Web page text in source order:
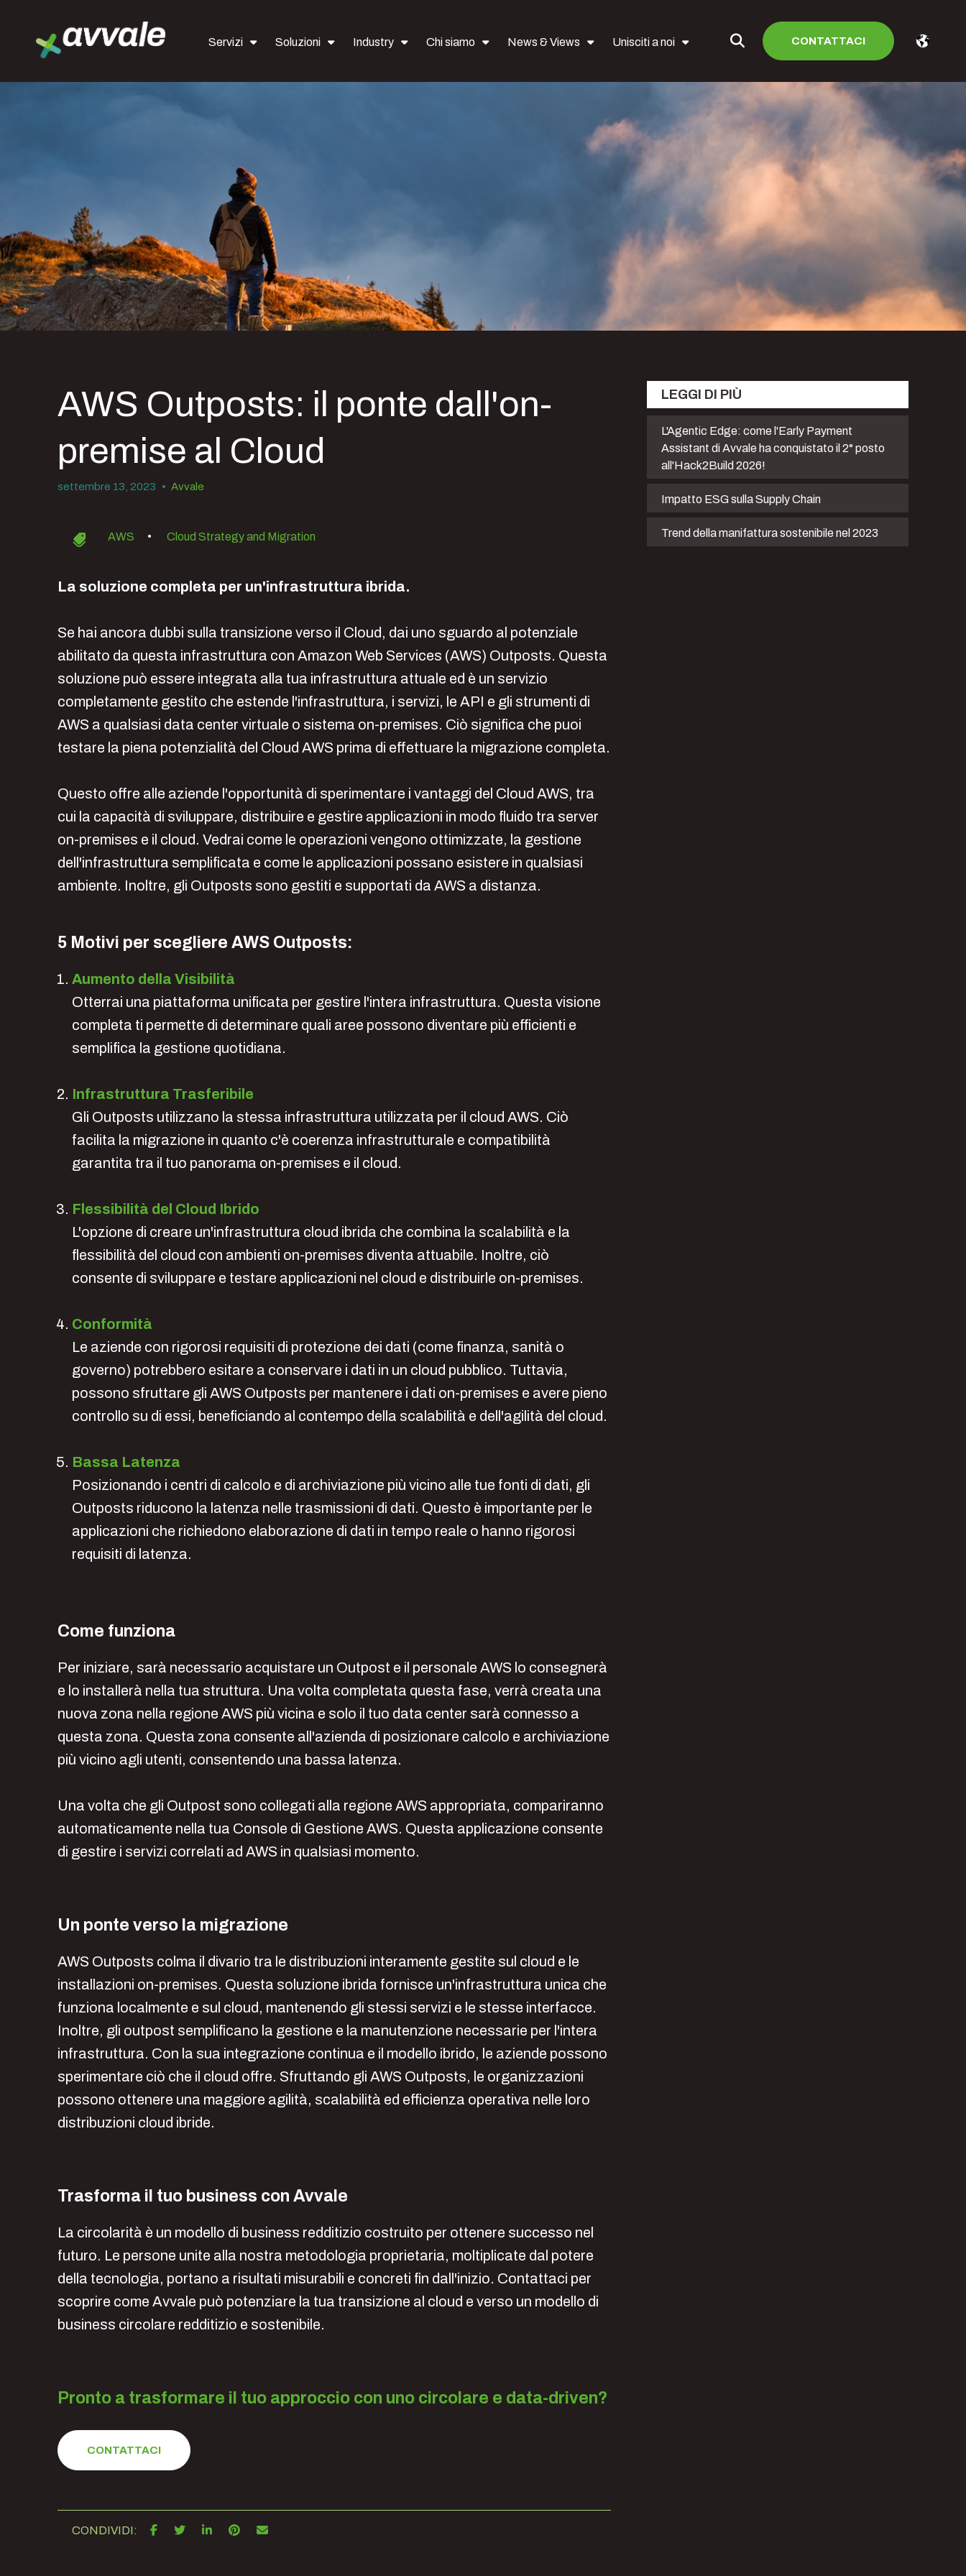
Servizi Soluzioni Industry Chi siamo News & Views Unisciti a noi CONTATTACI
AWS Outposts: il ponte dall'on-
premise al Cloud
settembre 13, 2023 • Avvale
AWS • Cloud Strategy and Migration
La soluzione completa per un'infrastruttura ibrida.
Se hai ancora dubbi sulla transizione verso il Cloud, dai uno sguardo al potenziale
abilitato da questa infrastruttura con Amazon Web Services (AWS) Outposts. Questa
soluzione può essere integrata alla tua infrastruttura attuale ed è un servizio
completamente gestito che estende l'infrastruttura, i servizi, le API e gli strumenti di
AWS a qualsiasi data center virtuale o sistema on-premises. Ciò significa che puoi
testare la piena potenzialità del Cloud AWS prima di effettuare la migrazione completa.
Questo offre alle aziende l'opportunità di sperimentare i vantaggi del Cloud AWS, tra
cui la capacità di sviluppare, distribuire e gestire applicazioni in modo fluido tra server
on-premises e il cloud. Vedrai come le operazioni vengono ottimizzate, la gestione
dell'infrastruttura semplificata e come le applicazioni possano esistere in qualsiasi
ambiente. Inoltre, gli Outposts sono gestiti e supportati da AWS a distanza.
5 Motivi per scegliere AWS Outposts:
Aumento della Visibilità
Otterrai una piattaforma unificata per gestire l'intera infrastruttura. Questa visione
completa ti permette di determinare quali aree possono diventare più efficienti e
semplifica la gestione quotidiana.
Infrastruttura Trasferibile
Gli Outposts utilizzano la stessa infrastruttura utilizzata per il cloud AWS. Ciò
facilita la migrazione in quanto c'è coerenza infrastrutturale e compatibilità
garantita tra il tuo panorama on-premises e il cloud.
Flessibilità del Cloud Ibrido
L'opzione di creare un'infrastruttura cloud ibrida che combina la scalabilità e la
flessibilità del cloud con ambienti on-premises diventa attuabile. Inoltre, ciò
consente di sviluppare e testare applicazioni nel cloud e distribuirle on-premises.
Conformità
Le aziende con rigorosi requisiti di protezione dei dati (come finanza, sanità o
governo) potrebbero esitare a conservare i dati in un cloud pubblico. Tuttavia,
possono sfruttare gli AWS Outposts per mantenere i dati on-premises e avere pieno
controllo su di essi, beneficiando al contempo della scalabilità e dell'agilità del cloud.
Bassa Latenza
Posizionando i centri di calcolo e di archiviazione più vicino alle tue fonti di dati, gli
Outposts riducono la latenza nelle trasmissioni di dati. Questo è importante per le
applicazioni che richiedono elaborazione di dati in tempo reale o hanno rigorosi
requisiti di latenza.
Come funziona
Per iniziare, sarà necessario acquistare un Outpost e il personale AWS lo consegnerà
e lo installerà nella tua struttura. Una volta completata questa fase, verrà creata una
nuova zona nella regione AWS più vicina e solo il tuo data center sarà connesso a
questa zona. Questa zona consente all'azienda di posizionare calcolo e archiviazione
più vicino agli utenti, consentendo una bassa latenza.
Una volta che gli Outpost sono collegati alla regione AWS appropriata, compariranno
automaticamente nella tua Console di Gestione AWS. Questa applicazione consente
di gestire i servizi correlati ad AWS in qualsiasi momento.
Un ponte verso la migrazione
AWS Outposts colma il divario tra le distribuzioni interamente gestite sul cloud e le
installazioni on-premises. Questa soluzione ibrida fornisce un'infrastruttura unica che
funziona localmente e sul cloud, mantenendo gli stessi servizi e le stesse interfacce.
Inoltre, gli outpost semplificano la gestione e la manutenzione necessarie per l'intera
infrastruttura. Con la sua integrazione continua e il modello ibrido, le aziende possono
sperimentare ciò che il cloud offre. Sfruttando gli AWS Outposts, le organizzazioni
possono ottenere una maggiore agilità, scalabilità ed efficienza operativa nelle loro
distribuzioni cloud ibride.
Trasforma il tuo business con Avvale
La circolarità è un modello di business redditizio costruito per ottenere successo nel
futuro. Le persone unite alla nostra metodologia proprietaria, moltiplicate dal potere
della tecnologia, portano a risultati misurabili e concreti fin dall'inizio. Contattaci per
scoprire come Avvale può potenziare la tua transizione al cloud e verso un modello di
business circolare redditizio e sostenibile.
Pronto a trasformare il tuo approccio con uno circolare e data-driven?
CONTATTACI
CONDIVIDI:
LEGGI DI PIÙ
L'Agentic Edge: come l'Early Payment
Assistant di Avvale ha conquistato il 2° posto
all'Hack2Build 2026!
Impatto ESG sulla Supply Chain
Trend della manifattura sostenibile nel 2023